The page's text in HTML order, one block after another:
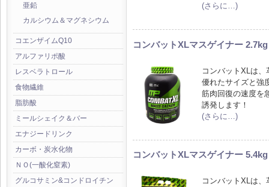
亜鉛
カルシウム＆マグネシウム
コエンザイムQ10
アルファリポ酸
レスベラトロール
食物繊維
脂肪酸
ミールシェイク＆バー
エナジードリンク
カーボ・炭水化物
ＮＯ(一酸化窒素)
グルコサミン&コンドロイチン
(さらに…)
コンバットXLマスゲイナー 2.7kg
コンバットXLは
優れたサイズと強
筋肉回復の速度を
誘発します！
(さらに…)
コンバットXLマスゲイナー 5.4kg
コンバットXLは